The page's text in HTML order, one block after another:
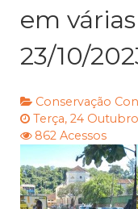
em
23/10/
Conservação
Terça, 24
862 Acessos